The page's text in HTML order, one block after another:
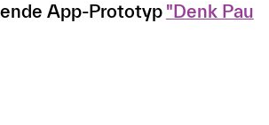
App-Prototyp "Denk Pau